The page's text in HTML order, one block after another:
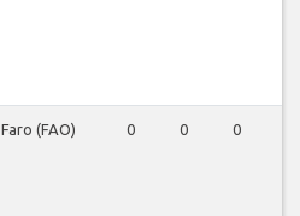
Faro (FAO) 0 0 0